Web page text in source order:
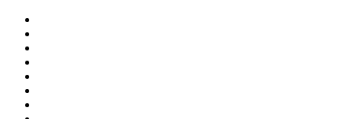
Skip
content